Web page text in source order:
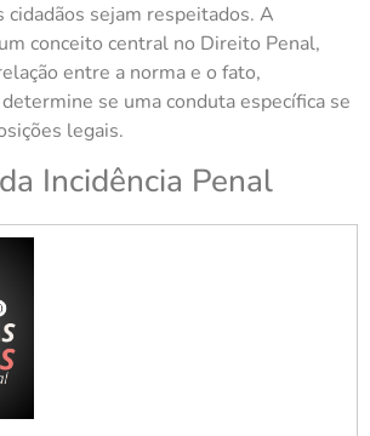
sejam respeitados. A
conceito central no Direito Penal,
entre a norma e o fato,
se uma conduta específica se
legais.
Incidência Penal